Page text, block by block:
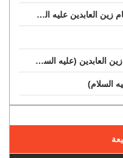
اثر حمل الجراب على اكتاف الامام زين العابدين عليه السلام...
ظاهرتا العبادة والدعاء عند الإمام زين العابدين (عليه السلام)...
السلام)